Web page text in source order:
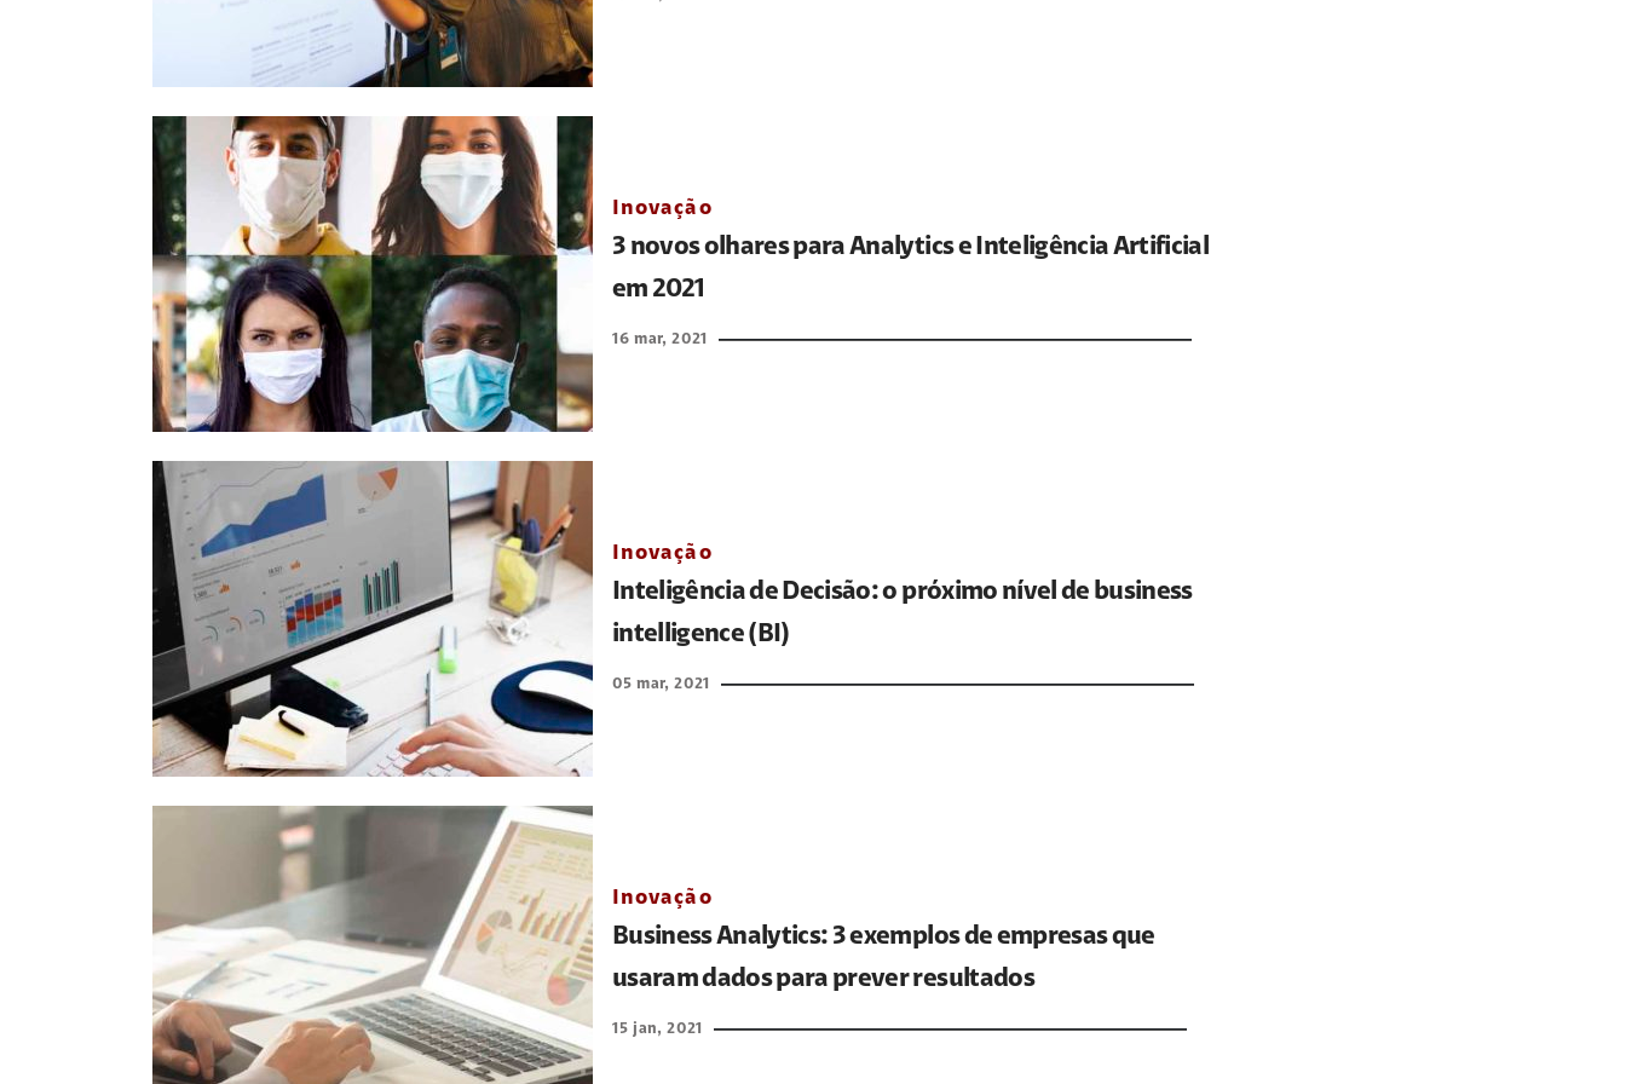
Inovação
3 novos olhares para Analytics e Inteligência Artificial
em 2021
16 mar, 2021
Inovação
Inteligência de Decisão: o próximo nível de business
intelligence (BI)
05 mar, 2021
Inovação
Business Analytics: 3 exemplos de empresas que
usaram dados para prever resultados
15 jan, 2021